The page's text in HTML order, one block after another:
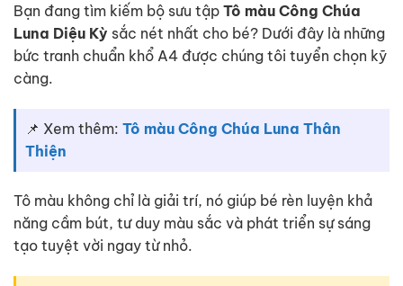
Bạn đang tìm kiếm bộ sưu tập Tô màu Công Chúa
Luna Diệu Kỳ sắc nét nhất cho bé? Dưới đây là những
bức tranh chuẩn khổ A4 được chúng tôi tuyển chọn kỹ
càng.
📌 Xem thêm: Tô màu Công Chúa Luna Thân
Thiện
Tô màu không chỉ là giải trí, nó giúp bé rèn luyện khả
năng cầm bút, tư duy màu sắc và phát triển sự sáng
tạo tuyệt vời ngay từ nhỏ.